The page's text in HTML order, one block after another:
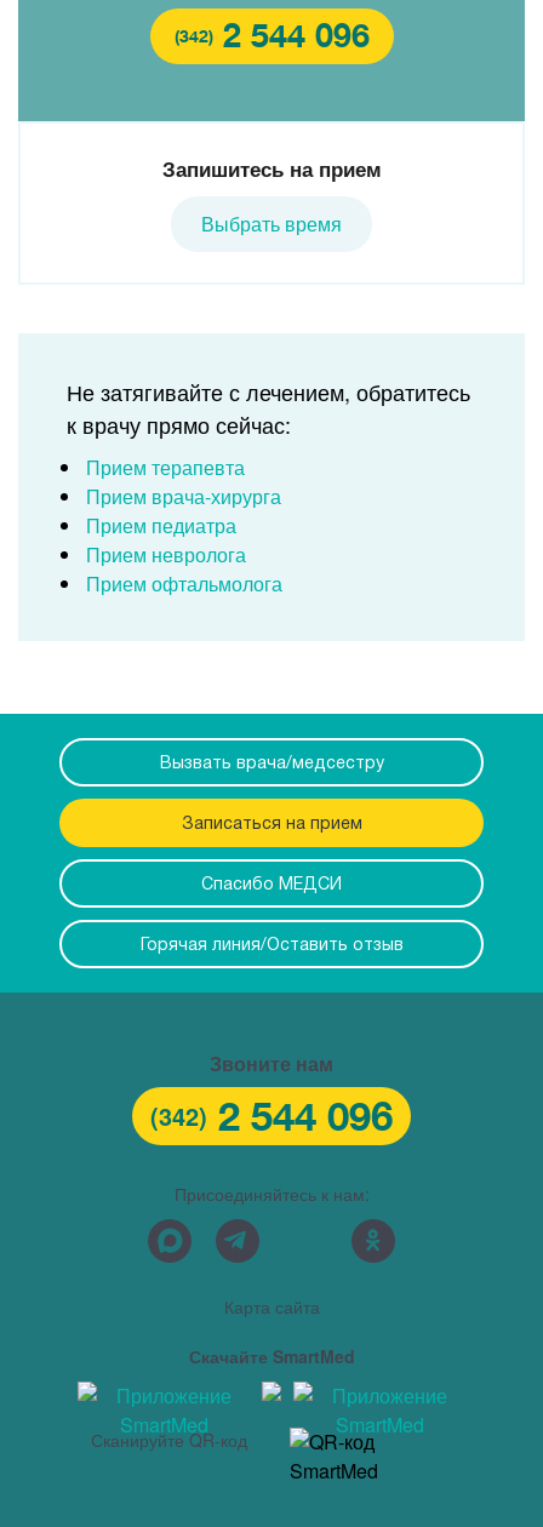
(342) 2 544 096
Запишитесь на прием
Выбрать время
Не затягивайте с лечением, обратитесь
к врачу прямо сейчас:
Прием терапевта
Прием врача-хирурга
Прием педиатра
Прием невролога
Прием офтальмолога
Вызвать врача/медсестру
Записаться на прием
Спасибо МЕДСИ
Горячая линия/Оставить отзыв
Звоните нам
(342) 2 544 096
Присоединяйтесь к нам:
Карта сайта
Скачайте SmartMed
Сканируйте QR-код